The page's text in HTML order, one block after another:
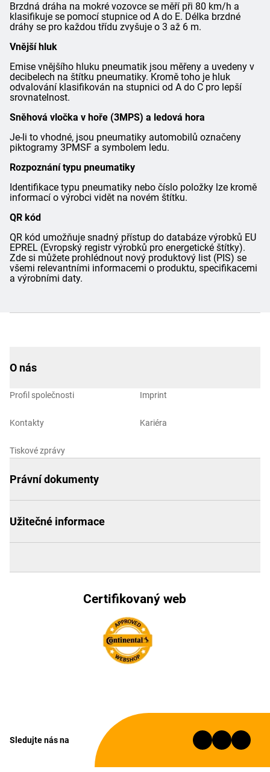
Brzdná dráha na mokré vozovce se měří při 80 km/h a
klasifikuje se pomocí stupnice od A do E. Délka brzdné
dráhy se pro každou třídu zvyšuje o 3 až 6 m.
Vnější hluk
Emise vnějšího hluku pneumatik jsou měřeny a uvedeny v
decibelech na štítku pneumatiky. Kromě toho je hluk
odvalování klasifikován na stupnici od A do C pro lepší
srovnatelnost.
Sněhová vločka v hoře (3MPS) a ledová hora
Je-li to vhodné, jsou pneumatiky automobilů označeny
piktogramy 3PMSF a symbolem ledu.
Rozpoznání typu pneumatiky
Identifikace typu pneumatiky nebo číslo položky lze kromě
informací o výrobci vidět na novém štítku.
QR kód
QR kód umožňuje snadný přístup do databáze výrobků EU
EPREL (Evropský registr výrobků pro energetické štítky).
Zde si můžete prohlédnout nový produktový list (PIS) se
všemi relevantními informacemi o produktu, specifikacemi
a výrobními daty.
O nás
Profil společnosti
Kontakty
Tiskové zprávy
Imprint
Kariéra
Právní dokumenty
Užitečné informace
Certifikovaný web
Sledujte nás na